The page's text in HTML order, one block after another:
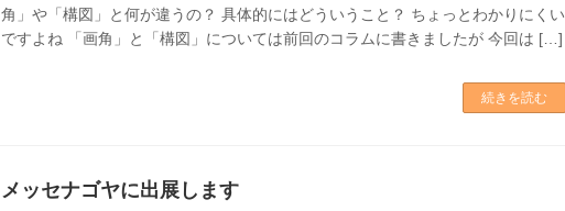
角」や「構図」と何が違うの？ 具体的にはどういうこと？ ちょっとわかりにくい
ですよね 「画角」と「構図」については前回のコラムに書きましたが 今回は […]
続きを読む
メッセナゴヤに出展します